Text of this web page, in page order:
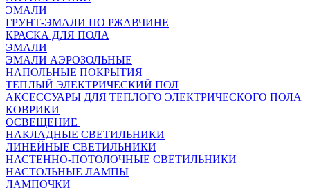
ЭМАЛИ
ГРУНТ-ЭМАЛИ ПО РЖАВЧИНЕ
КРАСКА ДЛЯ ПОЛА
ЭМАЛИ
ЭМАЛИ АЭРОЗОЛЬНЫЕ
НАПОЛЬНЫЕ ПОКРЫТИЯ
ТЕПЛЫЙ ЭЛЕКТРИЧЕСКИЙ ПОЛ
АКСЕССУАРЫ ДЛЯ ТЕПЛОГО ЭЛЕКТРИЧЕСКОГО ПОЛА
КОВРИКИ
ОСВЕЩЕНИЕ
НАКЛАДНЫЕ СВЕТИЛЬНИКИ
ЛИНЕЙНЫЕ СВЕТИЛЬНИКИ
НАСТЕННО-ПОТОЛОЧНЫЕ СВЕТИЛЬНИКИ
НАСТОЛЬНЫЕ ЛАМПЫ
ЛАМПОЧКИ